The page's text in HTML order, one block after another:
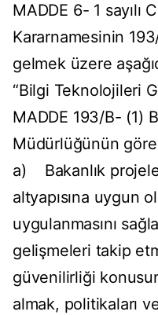
MADDE 6- 1 sayılı
Kararnamesinin
gelmek üzere
“Bilgi Teknolojileri
MADDE 193/B- (1)
Müdürlüğünün
a) Bakanlık
altyapısına uygun
uygulanmasını
gelişmeleri takip
güvenilirliği
almak, politikaları